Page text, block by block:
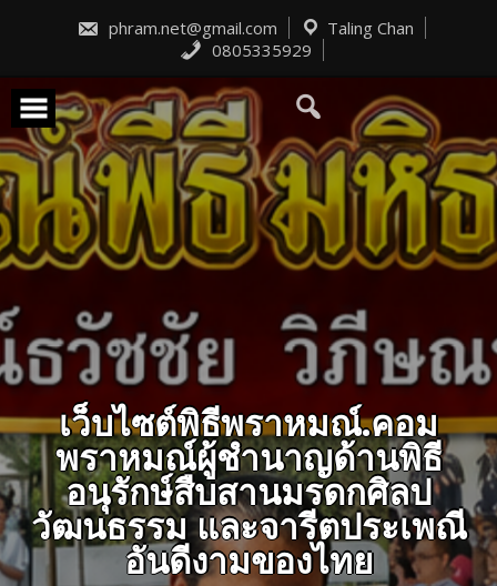
phram.net@gmail.com
Taling Chan
0805335929
เว็บไซต์พิธีพราหมณ์.คอม
พราหมณ์ผู้ชำนาญด้านพิธี
อนุรักษ์สืบสานมรดกศิลป
วัฒนธรรม และจารีตประเพณี
อันดีงามของไทย